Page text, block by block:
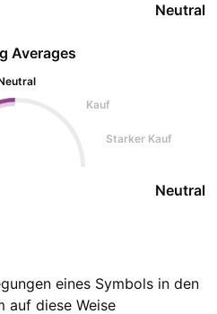
Neutral
Averages
Kauf
Starker Kauf
Neutral
eines Symbols in den
auf diese Weise